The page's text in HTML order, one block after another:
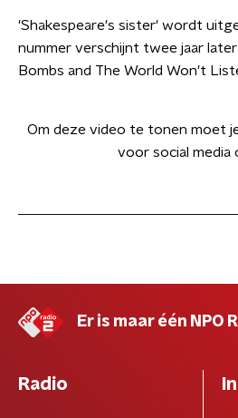
'Shakespeare's sister' wordt
nummer verschijnt twee jaar
Bombs and The World Won't
Om deze video te tonen moet
voor social media
Er is maar één NPO
Radio